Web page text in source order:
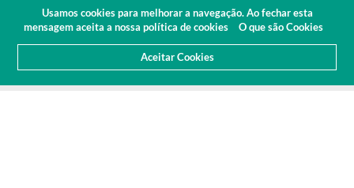
Usamos cookies para melhorar a navegação. Ao fechar esta
mensagem aceita a nossa política de cookies
O que são Cookies
Aceitar Cookies
Área Cliente
Orçamento(0)